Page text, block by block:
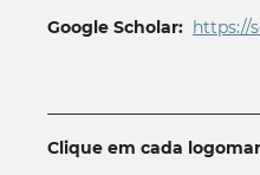
Google Scholar: https://
Clique em cada